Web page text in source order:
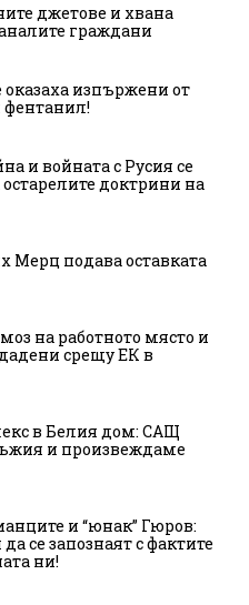
джетове и хвана
граждани
оказаха изпържени от
фентанил!
и войната с Русия се
доктрини на
подава оставката
на работното място и
срещу ЕК в
в Белия дом: САЩ
и произвеждаме
и “юнак” Гюров:
се запознаят с фактите
ни!